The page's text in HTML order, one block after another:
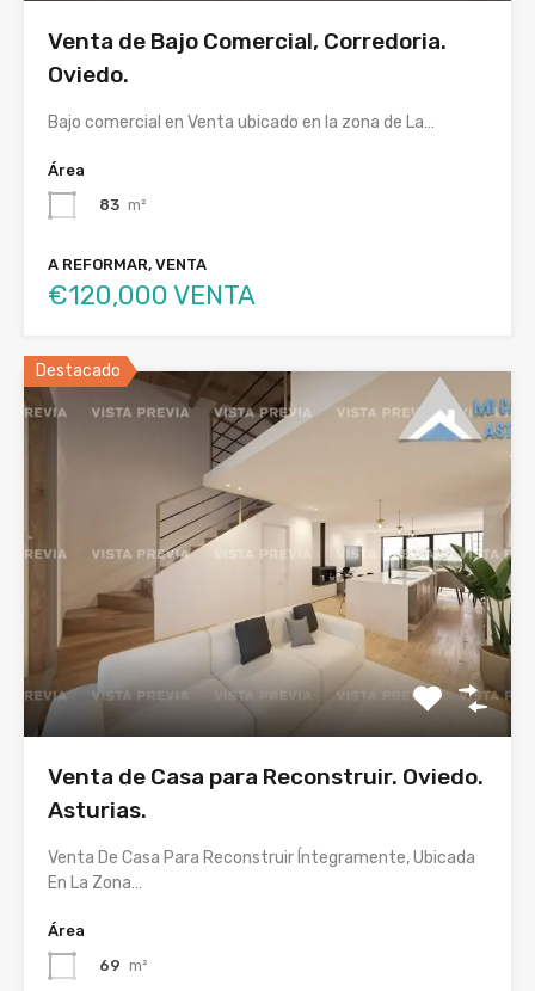
Venta de Bajo Comercial, Corredoria.
Oviedo.
Bajo comercial en Venta ubicado en la zona de La…
Área
83 m²
A REFORMAR, VENTA
€120,000 VENTA
Destacado
Venta de Casa para Reconstruir. Oviedo.
Asturias.
Venta De Casa Para Reconstruir Íntegramente, Ubicada
En La Zona…
Área
69 m²